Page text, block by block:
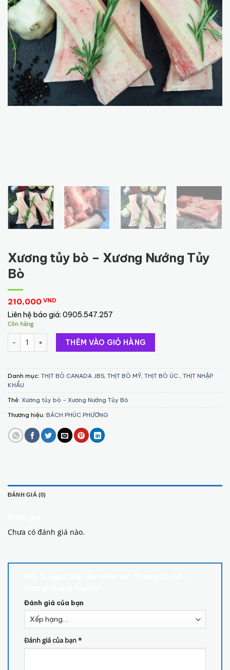
Xương tủy bò – Xương Nướng Tủy
Bò
210,000 VND
Liên hệ báo giá: 0905.547.257
Còn hàng
Xương tủy bò - Xương Nướng Tủy Bò số lượng
THÊM VÀO GIỎ HÀNG
Danh mục: THỊT BÒ CANADA JBS, THỊT BÒ MỸ, THỊT BÒ ÚC., THỊT NHẬP
KHẨU
Thẻ: Xương tủy bò - Xương Nướng Tủy Bò
Thương hiệu: BÁCH PHÚC PHƯƠNG
ĐÁNH GIÁ (0)
Chưa có đánh giá nào.
Đánh giá của bạn
Đánh giá của bạn*